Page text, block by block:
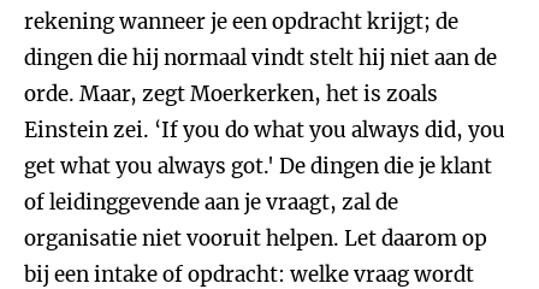
rekening wanneer je een opdracht krijgt; de
dingen die hij normaal vindt stelt hij niet aan de
orde. Maar, zegt Moerkerken, het is zoals
Einstein zei. ‘If you do what you always did, you
get what you always got.' De dingen die je klant
of leidinggevende aan je vraagt, zal de
organisatie niet vooruit helpen. Let daarom op
bij een intake of opdracht: welke vraag wordt